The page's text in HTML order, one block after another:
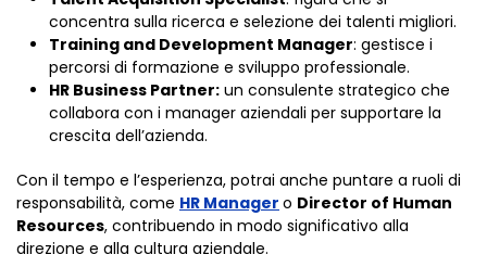
concentra sulla ricerca e selezione dei talenti migliori.
Training and Development Manager: gestisce i
percorsi di formazione e sviluppo professionale.
HR Business Partner: un consulente strategico che
collabora con i manager aziendali per supportare la
crescita dell’azienda.
Con il tempo e l’esperienza, potrai anche puntare a ruoli di
responsabilità, come HR Manager o Director of Human
Resources, contribuendo in modo significativo alla
direzione e alla cultura aziendale.